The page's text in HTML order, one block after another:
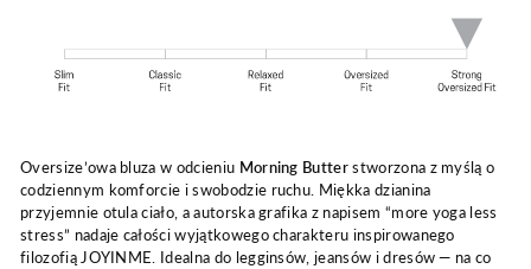
Oversize’owa bluza w odcieniu Morning Butterstworzona z myślą o
codziennym komforcie i swobodzie ruchu. Miękka dzianina
przyjemnie otula ciało, a autorska grafika z napisem “more yoga less
stress” nadaje całości wyjątkowego charakteru inspirowanego
filozofią JOYINME. Idealna do legginsów, jeansów i dresów — na co